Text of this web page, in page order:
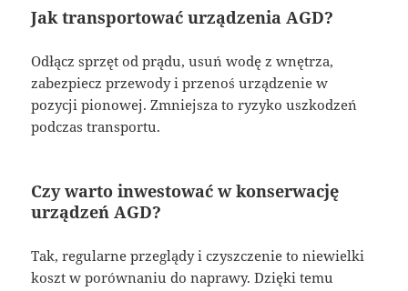
Jak transportować urządzenia AGD?
Odłącz sprzęt od prądu, usuń wodę z wnętrza,
zabezpiecz przewody i przenoś urządzenie w
pozycji pionowej. Zmniejsza to ryzyko uszkodzeń
podczas transportu.
Czy warto inwestować w konserwację
urządzeń AGD?
Tak, regularne przeglądy i czyszczenie to niewielki
koszt w porównaniu do naprawy. Dzięki temu